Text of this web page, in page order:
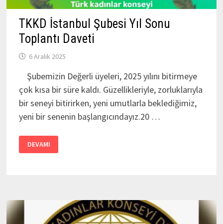
TKKD İstanbul Şubesi Yıl Sonu
Toplantı Daveti
6 Aralık 2025
Şubemizin Değerli üyeleri, 2025 yılını bitirmeye
çok kısa bir süre kaldı. Güzellikleriyle, zorluklarıyla
bir seneyi bitirirken, yeni umutlarla beklediğimiz,
yeni bir senenin başlangıcındayız.20 …
İSTANBUL
ŞUBESI
DEVAMI